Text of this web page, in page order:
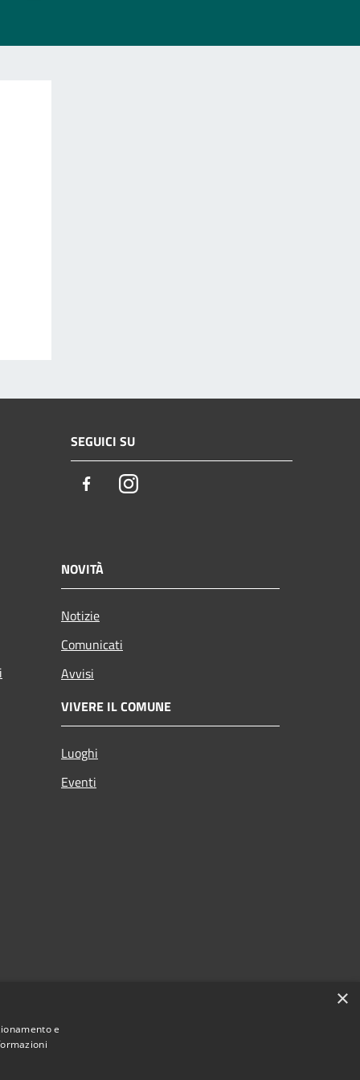
SEGUICI SU
FacebookInstagram
NOVITÀ
Notizie
Comunicati
Avvisi
VIVERE IL COMUNE
Luoghi
Eventi
×
e